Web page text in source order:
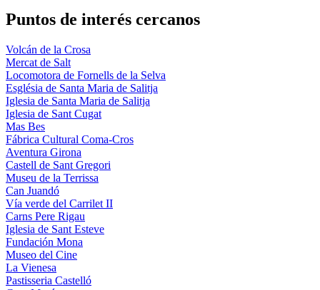
Puntos de interés cercanos
Volcán de la Crosa
Mercat de Salt
Locomotora de Fornells de la Selva
Església de Santa Maria de Salitja
Iglesia de Santa Maria de Salitja
Iglesia de Sant Cugat
Mas Bes
Fábrica Cultural Coma-Cros
Aventura Girona
Castell de Sant Gregori
Museu de la Terrissa
Can Juandó
Vía verde del Carrilet II
Carns Pere Rigau
Iglesia de Sant Esteve
Fundación Mona
Museo del Cine
La Vienesa
Pastisseria Castelló